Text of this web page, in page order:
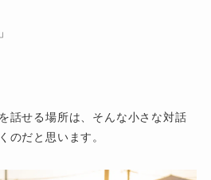
話せる場所は、そんな小さな対話
のだと思います。